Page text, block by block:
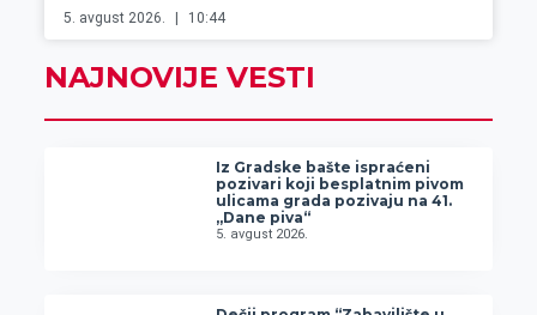
5. avgust 2026. 10:44
NAJNOVIJE VESTI
Iz Gradske bašte ispraćeni
pozivari koji besplatnim pivom
ulicama grada pozivaju na 41.
„Dane piva“
5. avgust 2026.